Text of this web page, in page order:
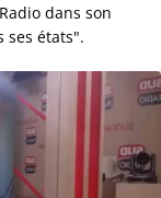
dans son
ses états".